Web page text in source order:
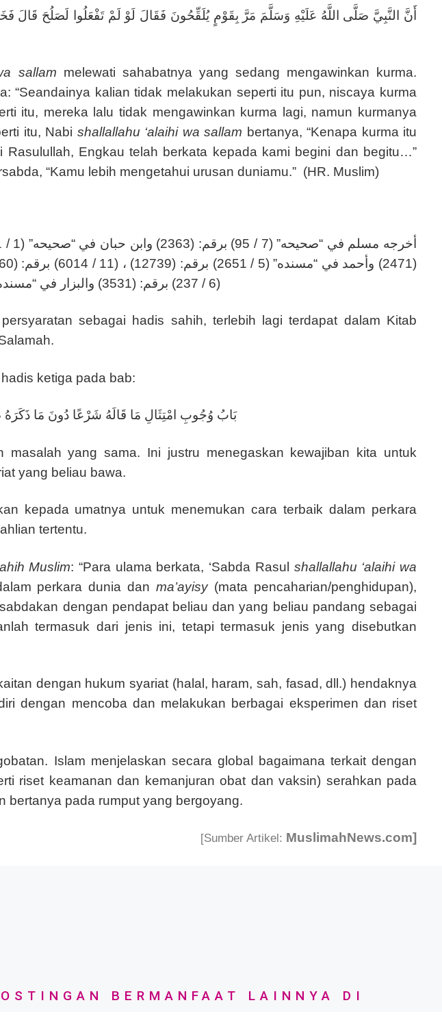
أَنَّ النَّبِيَّ صَلَّى اللَّهُ عَلَيْهِ وَسَلَّمَ مَرَّ بِقَوْمٍ يُلَقِّحُونَ فَقَالَ لَوْ لَمْ تَفْعَلُوا لَصَلُحَ قَالَ
sallam melewati sahabatnya yang sedang mengawinkan kurma.
“Seandainya kalian tidak melakukan seperti itu pun, niscaya kurma
itu, mereka lalu tidak mengawinkan kurma lagi, namun kurmanya
itu, Nabi shallallahu ‘alaihi wa sallam bertanya, “Kenapa kurma itu
Rasulullah, Engkau telah berkata kepada kami begini dan begitu…”
“Kamu lebih mengetahui urusan duniamu.” (HR. Muslim)
(6 / 237) برقم: (3531) والبزار في “مسنده” (13 / 355) برقم: (6992) ، (18 / 99) برقم: (33 / 10)
sebagai hadis sahih, terlebih lagi terdapat dalam Kitab
ketiga pada bab:
بَابُ وُجُوبِ امْتِثَالِ مَا قَالَهُ شَرْعًا دُونَ مَا
yang sama. Ini justru menegaskan kewajiban kita untuk
yang beliau bawa.
kepada umatnya untuk menemukan cara terbaik dalam perkara
tertentu.
Muslim: “Para ulama berkata, ‘Sabda Rasul shallallahu ‘alaihi wa
perkara dunia danma’ayisy(mata pencaharian/penghidupan),
dengan pendapat beliau dan yang beliau pandang sebagai
termasuk dari jenis ini, tetapi termasuk jenis yang disebutkan
dengan hukum syariat (halal, haram, sah, fasad, dll.) hendaknya
dengan mencoba dan melakukan berbagai eksperimen dan riset
Islam menjelaskan secara global bagaimana terkait dengan
riset keamanan dan kemanjuran obat dan vaksin) serahkan pada
bertanya pada rumput yang bergoyang.
[Sumber Artikel: MuslimahNews.com]
BERMANFAAT LAINNYA DI